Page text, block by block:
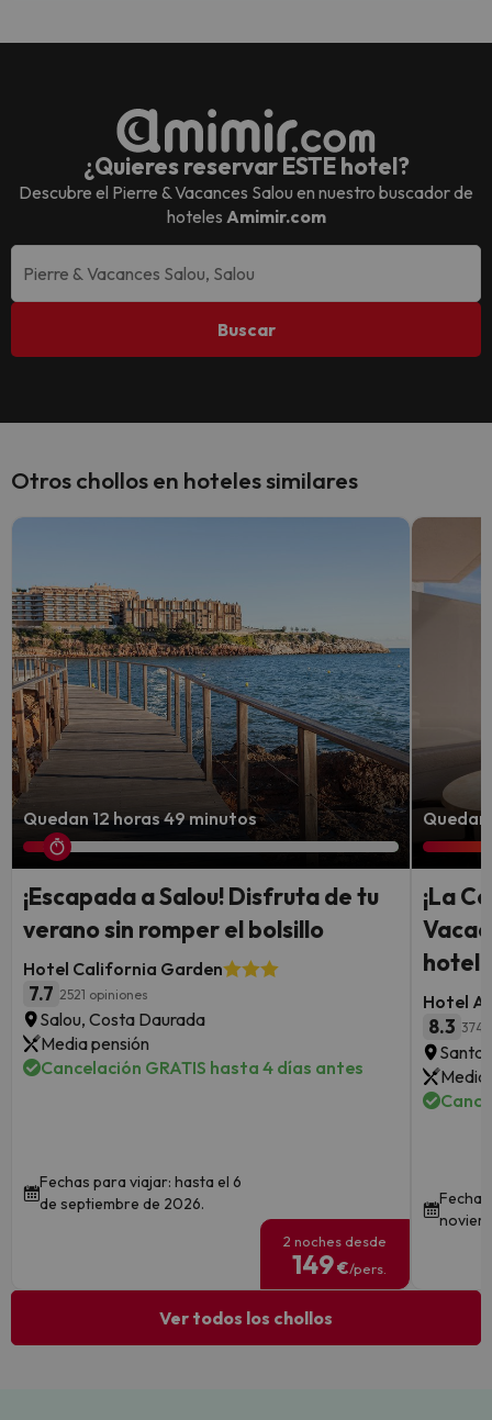
¿Quieres reservar ESTE hotel?
Descubre el Pierre & Vacances Salou en nuestro buscador de
hoteles Amimir.com
Buscar
Otros chollos en hoteles similares
Quedan 12 horas 49 minutos
¡Escapada a Salou! Disfruta de tu
verano sin romper el bolsillo
Hotel California Garden
7.7 2521 opiniones
Salou, Costa Daurada
Media pensión
Cancelación GRATIS hasta 4 días antes
Fechas para viajar: hasta el 6
de septiembre de 2026.
2 noches desde
149€/pers.
¡La
hotel
Hotel
8.3 374
Santa
Media
Ver todos los chollos